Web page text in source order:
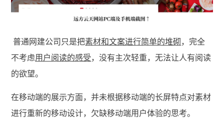
普通网建公司只是把素材和文案进行简单的堆砌，完全
不考虑用户阅读的感受，没有主次轻重，无法让人有阅读
的欲望。
在移动端的展示方面，并未根据移动端的长屏特点对素材
进行重新的移动设计，欠缺移动端用户体验的思考。